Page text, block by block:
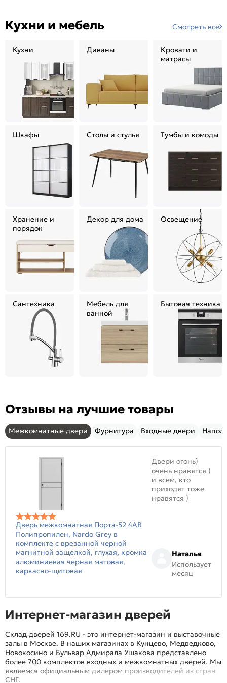
Кухни и мебель Смотреть все
Кухни Диваны
Кровати и
матрасы
Шкафы Столы и стулья Тумбы и комоды
Хранение и
порядок
Декор для дома Освещение
Сантехника
Мебель для
ванной
Бытовая техника
Отзывы на лучшие товары
Межкомнатные двери Фурнитура Входные двери
Дверь межкомнатная Порта-52 4AB
Полипропилен, Nardo Grey в
комплекте с врезанной черной
магнитной защелкой, глухая, кромка
алюминиевая черная матовая,
каркасно-щитовая
Двери огонь)
очень нравятся )
и всем, кто
приходят тоже
нравятся )
Наталья
Использует
месяц
Интернет-магазин дверей
Склад дверей 169.RU - это интернет-магазин и выставочные
залы в Москве. В наших магазинах в Кунцево, Медведково,
Новокосино и Бульвар Адмирала Ушакова представлено
более 700 комплектов входных и межкомнатных дверей. Мы
являемся официальным дилером производителей из стран
СНГ.